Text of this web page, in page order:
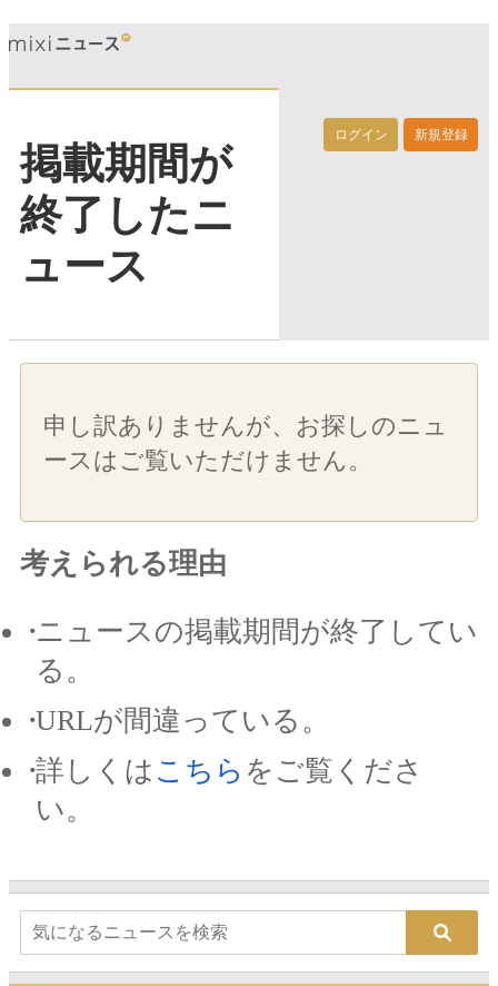
ログイン 新規登録
掲載期間が
終了したニ
ュース
申し訳ありませんが、お探しのニュ
ースはご覧いただけません。
考えられる理由
ニュースの掲載期間が終了してい
る。
URLが間違っている。
詳しくは こちら をご覧くださ
い。